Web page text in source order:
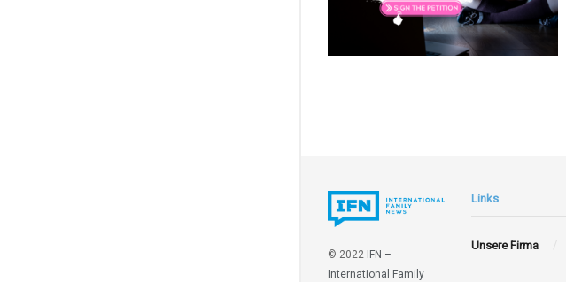
© 2022 IFN –
International Family
Links
Unsere Firma